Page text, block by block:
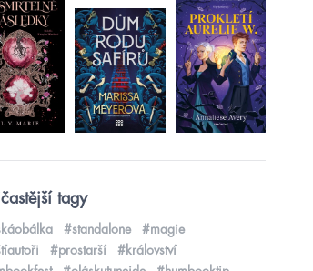
tagy
#standalone
#magie
#prostarší
#království